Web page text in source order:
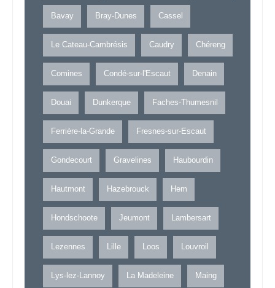
Bavay Bray-Dunes Cassel
Le Cateau-Cambrésis Caudry Chéreng
Comines Condé-sur-l'Escaut Denain
Douai Dunkerque Faches-Thumesnil
Ferrière-la-Grande Fresnes-sur-Escaut
Gondecourt Gravelines Haubourdin
Hautmont Hazebrouck Hem
Hondschoote Jeumont Lambersart
Lezennes Lille Loos Louvroil
Lys-lez-Lannoy La Madeleine Maing